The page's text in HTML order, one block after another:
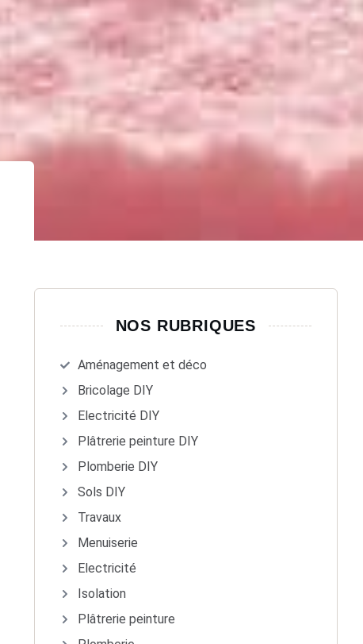
NOS RUBRIQUES
Aménagement et déco
Bricolage DIY
Electricité DIY
Plâtrerie peinture DIY
Plomberie DIY
Sols DIY
Travaux
Menuiserie
Electricité
Isolation
Plâtrerie peinture